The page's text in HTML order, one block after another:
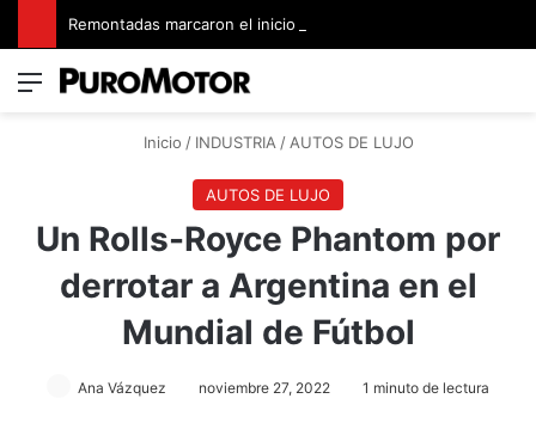
Menú
Inicio / INDUSTRIA / AUTOS DE LUJO
AUTOS DE LUJO
Un Rolls-Royce Phantom por
derrotar a Argentina en el
Mundial de Fútbol
Ana Vázquez noviembre 27, 2022 1 minuto de lectura